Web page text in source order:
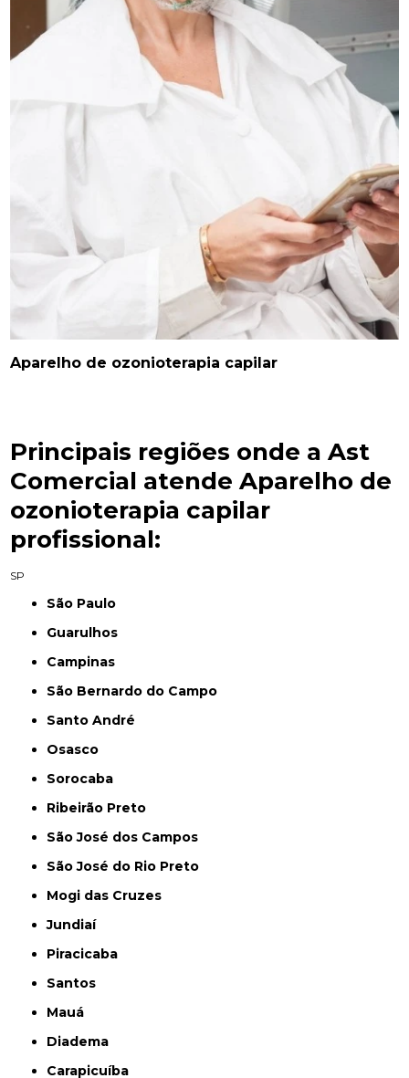
Aparelho de ozonioterapia capilar
Principais regiões onde a Ast
Comercial atende Aparelho de
ozonioterapia capilar
profissional:
SP
São Paulo
Guarulhos
Campinas
São Bernardo do Campo
Santo André
Osasco
Sorocaba
Ribeirão Preto
São José dos Campos
São José do Rio Preto
Mogi das Cruzes
Jundiaí
Piracicaba
Santos
Mauá
Diadema
Carapicuíba